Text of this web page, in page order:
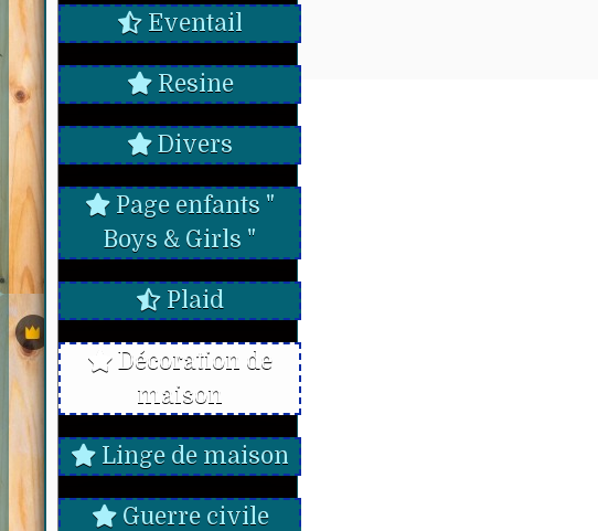
Eventail
Resine
Divers
Page enfants "
Boys & Girls "
Plaid
Décoration de
maison
Linge de maison
Guerre civile